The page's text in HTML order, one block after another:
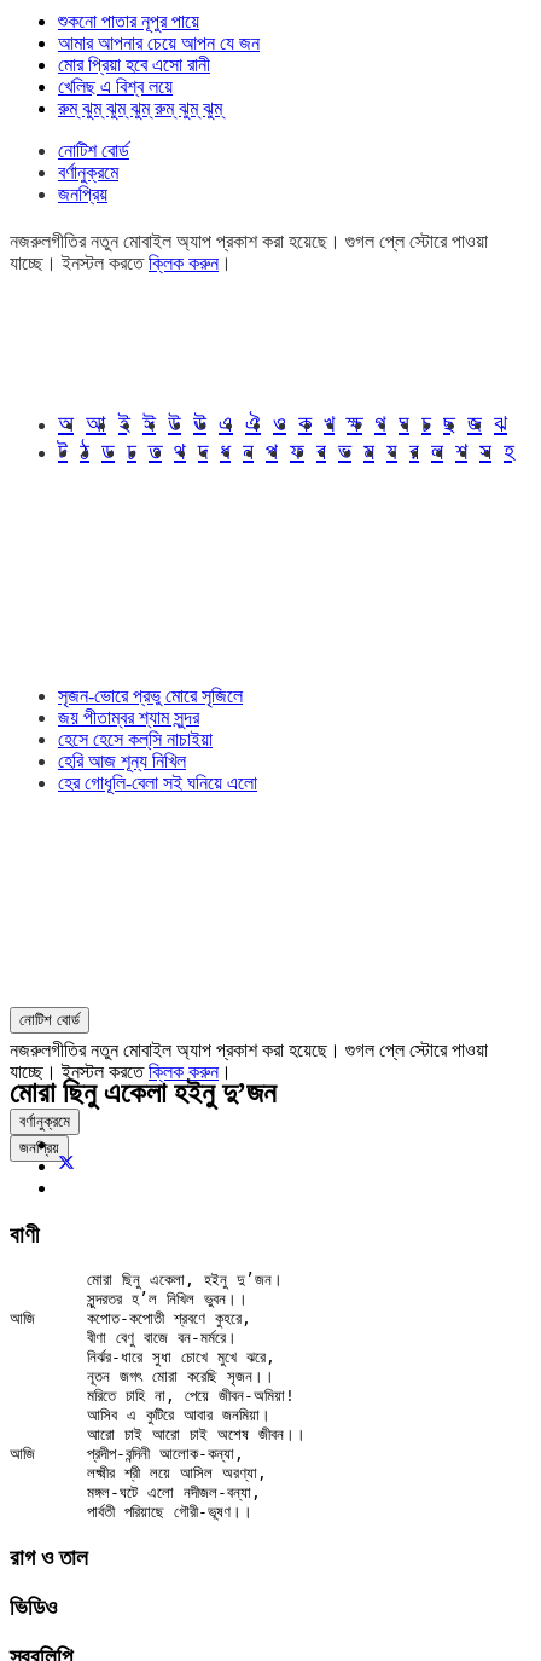
শুকনো পাতার নূপুর পায়ে
আমার আপনার চেয়ে আপন যে জন
মোর প্রিয়া হবে এসো রানী
খেলিছ এ বিশ্ব লয়ে
রুম্ ঝুম্ ঝুম্ ঝুম্ রুম্ ঝুম্ ঝুম্
নোটিশ বোর্ড
বর্ণানুক্রমে
জনপ্রিয়
নজরুলগীতির নতুন মোবাইল অ্যাপ প্রকাশ করা হয়েছে। গুগল প্লে স্টোরে পাওয়া
যাচ্ছে। ইনস্টল করতেক্লিক করুন।
অ আ ই ঈ উ ঊ এ ঐ ও ক খ ক্ষ গ ঘ চ ছ জ ঝ
ট ঠ ড ঢ ত থ দ ধ ন প ফ ব ভ ম য র ল শ স হ
সৃজন-ভোরে প্রভু মোরে সৃজিলে
জয় পীতাম্বর শ্যাম সুন্দর
হেসে হেসে কল্‌সি নাচাইয়া
হেরি আজ শূন্য নিখিল
হের গোধূলি-বেলা সই ঘনিয়ে এলো
নোটিশ বোর্ড
নজরুলগীতির নতুন মোবাইল অ্যাপ প্রকাশ করা হয়েছে। গুগল প্লে স্টোরে পাওয়া
যাচ্ছে। ইনস্টল করতেক্লিক করুন।
বর্ণানুক্রমে
জনপ্রিয়
মোরা ছিনু একেলা হইনু দু’জন
বাণী
আজি	কপোত-কপোতী শ্রবণে কুহরে,
আজি	প্রদীপ-বন্দিনী আলোক-কন্যা,
রাগ ও তাল
ভিডিও